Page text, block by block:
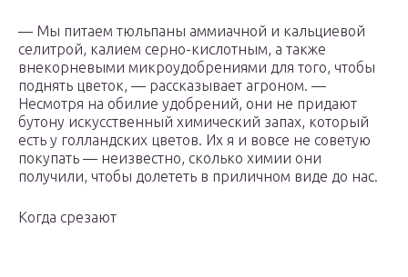
— Мы питаем тюльпаны аммиачной и кальциевой
селитрой, калием серно-кислотным, а также
внекорневыми микроудобрениями для того, чтобы
поднять цветок, — рассказывает агроном. —
Несмотря на обилие удобрений, они не придают
бутону искусственный химический запах, который
есть у голландских цветов. Их я и вовсе не советую
покупать — неизвестно, сколько химии они
получили, чтобы долететь в приличном виде до нас.
Когда срезают